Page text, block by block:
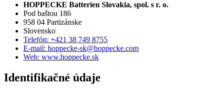
HOPPECKE Batterien Slovakia, spol. s r. o.
Pod baštou 186
958 04 Partizánske
Slovensko
Telefón: +421 38 749 8755
E-mail: hoppecke-sk@hoppecke.com
Web: www.hoppecke.sk
Identifikačné údaje